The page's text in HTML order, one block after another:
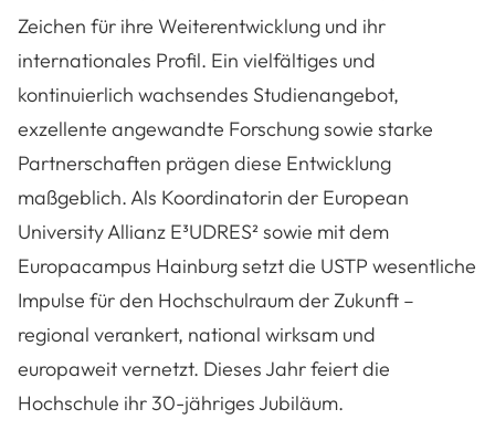
Zeichen für ihre Weiterentwicklung und ihr
internationales Profil. Ein vielfältiges und
kontinuierlich wachsendes Studienangebot,
exzellente angewandte Forschung sowie starke
Partnerschaften prägen diese Entwicklung
maßgeblich. Als Koordinatorin der European
University Allianz E³UDRES² sowie mit dem
Europacampus Hainburg setzt die USTP wesentliche
Impulse für den Hochschulraum der Zukunft –
regional verankert, national wirksam und
europaweit vernetzt. Dieses Jahr feiert die
Hochschule ihr 30-jähriges Jubiläum.